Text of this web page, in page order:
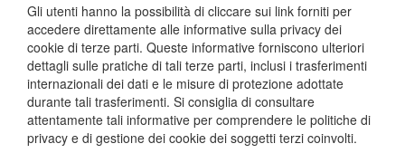
Gli utenti hanno la possibilità di cliccare sui link forniti per
accedere direttamente alle informative sulla privacy dei
cookie di terze parti. Queste informative forniscono ulteriori
dettagli sulle pratiche di tali terze parti, inclusi i trasferimenti
internazionali dei dati e le misure di protezione adottate
durante tali trasferimenti. Si consiglia di consultare
attentamente tali informative per comprendere le politiche di
privacy e di gestione dei cookie dei soggetti terzi coinvolti.